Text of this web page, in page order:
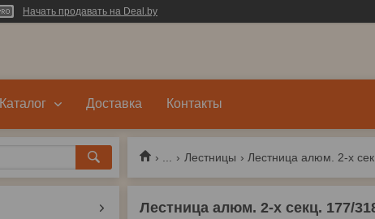
Начать продавать на Deal.by
Каталог Доставка Контакты
Лестницы Лестница алюм. 2-х
Лестница алюм. 2-х секц. 177/